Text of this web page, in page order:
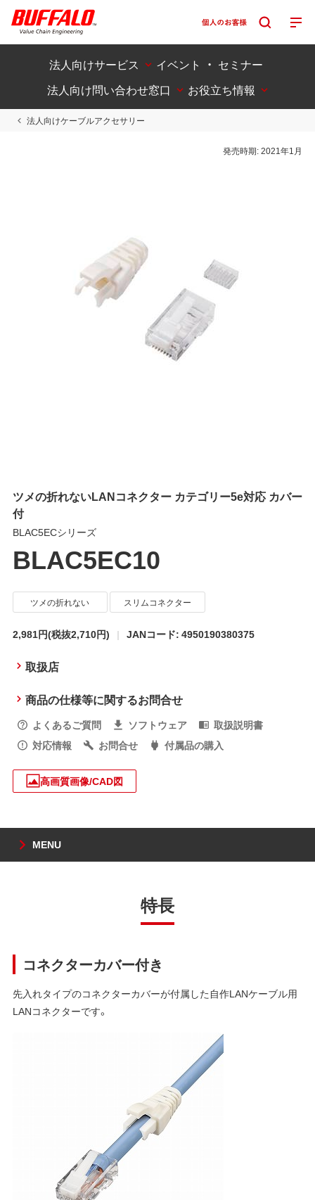
法人向けサービス
イベント ・ セミナー
法人向け問い合わせ窓口
お役立ち情報
法人向けケーブルアクセサリー
発売時期:2021年1月
ツメの折れないLANコネクター カテゴリー5e対応 カバー
付
BLAC5ECシリーズ
BLAC5EC10
ツメの折れない スリムコネクター
2,981円(税抜2,710円) JANコード: 4950190380375
取扱店
商品の仕様等に関するお問合せ
よくあるご質問 ソフトウェア
取扱説明書
対応情報
お問合せ 付属品の購入
高画質画像/CAD図
MENU
特長
コネクターカバー付き
先入れタイプのコネクターカバーが付属した自作LANケーブル用
LANコネクターです。